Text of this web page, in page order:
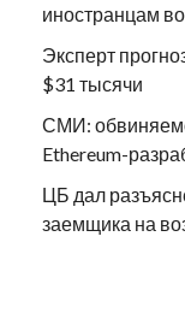
иностранцам
Эксперт
$31 тысячи
СМИ:
Ethereum-
ЦБ дал
заемщика на